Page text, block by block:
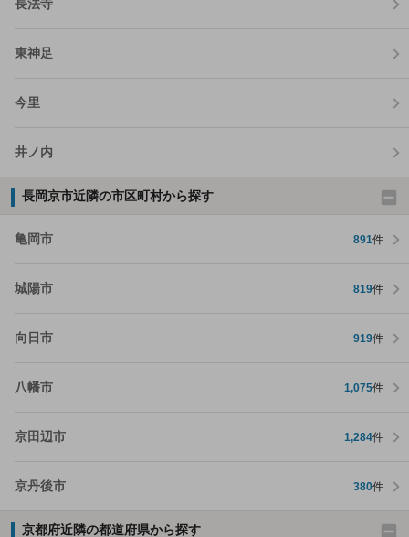
長法寺
東神足
今里
井ノ内
長岡京市近隣の市区町村から探す
亀岡市 891件
城陽市 819件
向日市 919件
八幡市 1,075件
京田辺市 1,284件
京丹後市 380件
京都府近隣の都道府県から探す